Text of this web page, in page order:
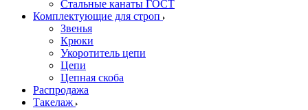
Стальные канаты ГОСТ
Комплектующие для строп
Звенья
Крюки
Укоротитель цепи
Цепи
Цепная скоба
Распродажа
Такелаж